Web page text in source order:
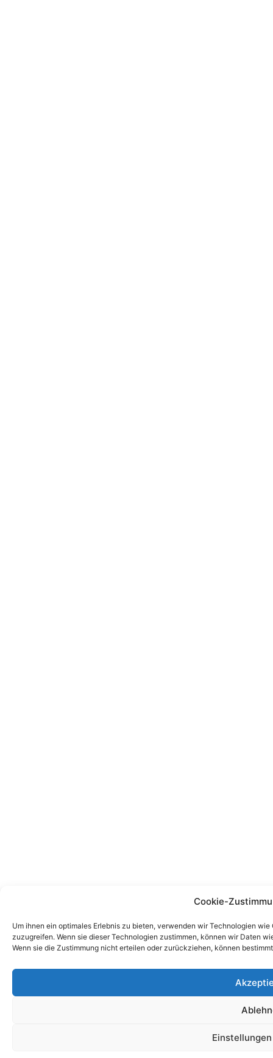
Cookie-
Um ihnen ein optimales Erlebnis zu bieten, verwenden wir Technologien
zuzugreifen. Wenn sie dieser Technologien zustimmen, können wir Daten
Wenn sie die Zustimmung nicht erteilen oder zurückziehen, können